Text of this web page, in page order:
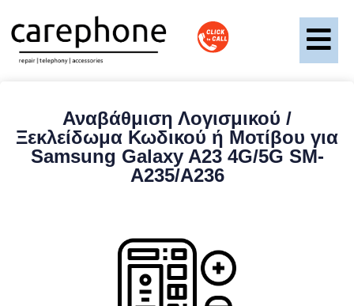
Αναβάθμιση Λογισμικού /
Ξεκλείδωμα Κωδικού ή Μοτίβου για
Samsung Galaxy A23 4G/5G SM-
A235/A236